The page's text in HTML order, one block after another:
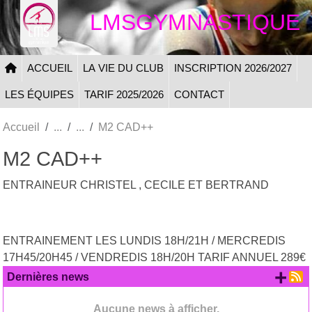
LMSGYMNASTIQUE
ACCUEIL LA VIE DU CLUB INSCRIPTION 2026/2027
LES ÉQUIPES TARIF 2025/2026 CONTACT
Accueil M2 CAD++
M2 CAD++
ENTRAINEUR CHRISTEL , CECILE ET BERTRAND
ENTRAINEMENT LES LUNDIS 18H/21H / MERCREDIS
17H45/20H45 / VENDREDIS 18H/20H TARIF ANNUEL 289€
Dernières news
Aucune news à afficher.
+
Panneau de gestion des cookies